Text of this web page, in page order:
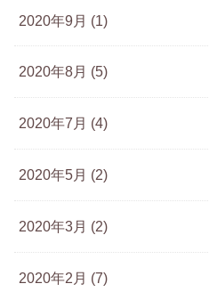
2020年9月 (1)
2020年8月 (5)
2020年7月 (4)
2020年5月 (2)
2020年3月 (2)
2020年2月 (7)